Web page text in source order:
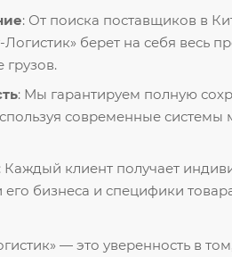
: От поиска поставщиков в
берет на себя весь
: Мы гарантируем полную
современные
: Каждый клиент получает
бизнеса и специфики
— это уверенность в